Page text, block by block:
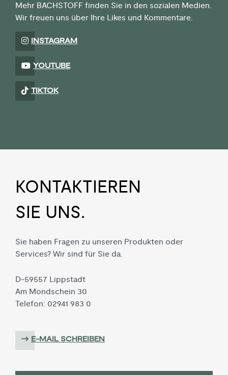
Mehr BACHSTOFF finden Sie in den sozialen Medien.
Wir freuen uns über Ihre Likes und Kommentare.
INSTAGRAM
YOUTUBE
TIKTOK
KON­TAKTIEREN
SIE UNS.
Sie haben Fragen zu unseren Produkten oder
Services? Wir sind für Sie da.
D-59557 Lippstadt
Am Mondschein 30
Telefon: 02941 983 0
E-MAIL SCHREIBEN